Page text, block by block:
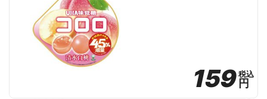
159
159税込
税込
円
円